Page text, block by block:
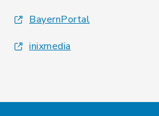
BayernPortal
inixmedia